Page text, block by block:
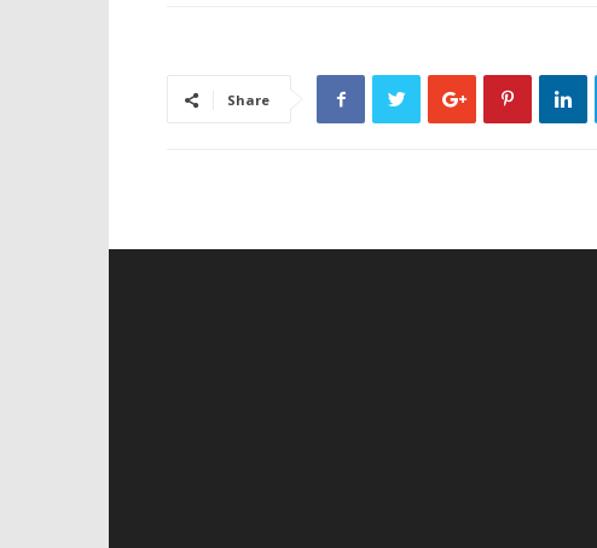
Share